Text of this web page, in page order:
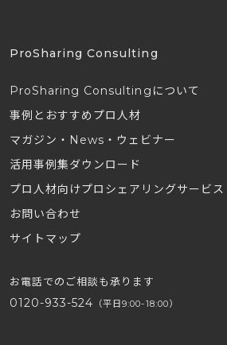
ProSharing Consulting
ProSharing Consultingについて
事例とおすすめプロ人材
マガジン・News・ウェビナー
活用事例集ダウンロード
プロ人材向けプロシェアリングサービス
お問い合わせ
サイトマップ
お電話でのご相談も承ります
0120-933-524 （平日9:00-18:00）